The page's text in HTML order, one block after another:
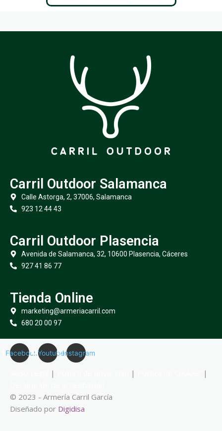
Carril Outdoor Salamanca
Calle Astorga, 2, 37006, Salamanca
923 12 44 43
Carril Outdoor Plasencia
Avenida de Salamanca, 32, 10600 Plasencia, Cáceres
927 41 86 77
Tienda Online
marketing@armeriacarril.com
680 20 00 97
FacebookYoutubeInstagram
| |
|
© 2023 - Armería Carril García
Diseñado por Digidisa